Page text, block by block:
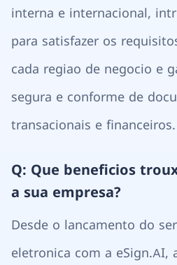
interna e internacional,
para satisfazer os
cada regiao de negocio e
segura e conforme de
transacionais e financeiros.
Q: Que beneficios
a sua empresa?
Desde o lancamento do
eletronica com a eSign.AI,